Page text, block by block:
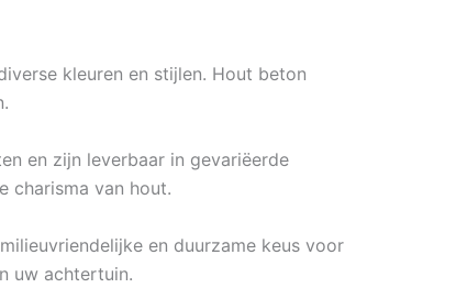
kleuren en stijlen. Hout beton
en zijn leverbaar in gevariëerde
charisma van hout.
en duurzame keus voor
uw achtertuin.